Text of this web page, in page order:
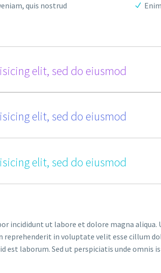
quis nostrud
elit, sed do eiusmod
elit, sed do eiusmod
elit, sed do eiusmod
incididunt ut labore et dolore magna
in voluptate velit esse cillum
laborum. Sed ut perspiciatis unde